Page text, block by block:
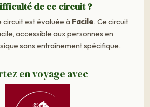
de ce circuit ?
circuit est évaluée à Facile. Ce circuit
accessible aux personnes en
sans entraînement spécifique.
en voyage avec